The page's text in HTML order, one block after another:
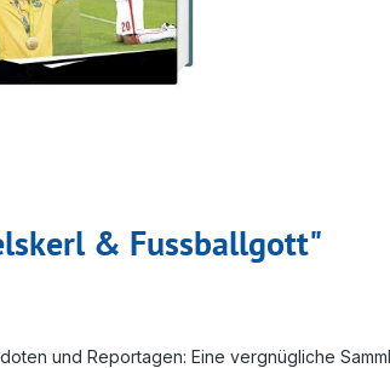
& Fussballgott"
und Reportagen: Eine vergnügliche